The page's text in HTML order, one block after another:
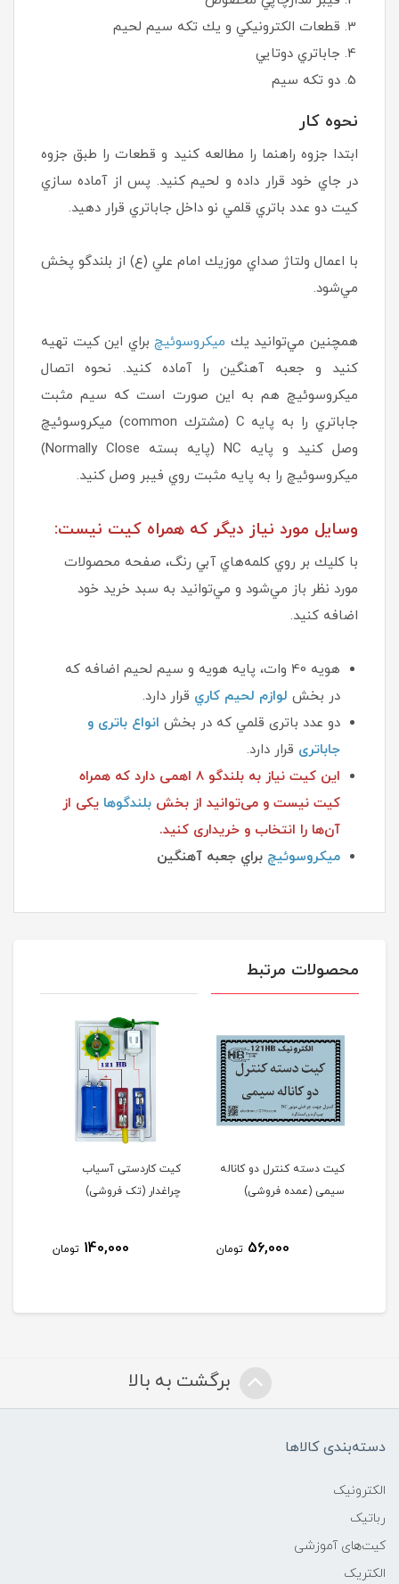
قطعات الكترونيكي و يك تكه سيم‌ لحيم
جاباتري دوتايي
دو تكه سيم
نحوه كار
ابتدا جزوه راهنما را مطالعه كنيد و قطعات را طبق جزوه
در جاي خود قرار داده و لحيم كنيد. پس از آماده سازي
كيت دو عدد باتري قلمي نو داخل جاباتري قرار دهيد.
با اعمال ولتاژ صداي موزيك امام علي (ع) از بلندگو پخش
مي‌شود.
همچنين مي‌توانيد يك ميكروسوئيچبراي اين كيت تهيه
كنيد و جعبه آهنگين را آماده كنيد. نحوه اتصال
ميكروسوئيچ هم به اين صورت است كه سيم مثبت
جاباتري را به پايه C (مشترك common) ميكروسوئيچ
وصل كنيد و پايه NC (پايه بسته Normally Close)
ميكروسوئيچ را به پايه مثبت روي فيبر وصل كنيد.
وسايل مورد نياز ديگر كه همراه كيت نيست:
با كليك بر روي كلمه‌هاي آبي رنگ، صفحه محصولات
مورد نظر باز مي‌شود و مي‌توانيد به سبد خريد خود
اضافه كنيد.
هويه 40 وات، پايه هويه و سيم لحيم اضافه كه
در بخش لوازم لحيم كاري قرار دارد.
دو عدد باتری قلمي که در بخش انواع باتری و
جاباتری قرار دارد.
این کیت نیاز به بلندگو 8 اهمی دارد که همراه
کیت نیست و می‌توانید از بخش بلندگوها یکی از
آن‌ها را انتخاب و خریداری کنید.
ميكروسوئيچ براي جعبه آهنگين
محصولات مرتبط
کیت دسته کنترل دو کاناله
سیمی (عمده فروشی)
56,000 تومان
کیت کاردستی آسیاب
چراغدار (تک فروشی)
140,000 تومان
برگشت به بالا
دسته‌بندی کالاها
الکترونیک
رباتیک
کیت‌های آموزشی
الکتریک